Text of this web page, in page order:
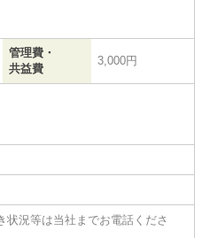
管理費・
共益費
3,000円
状況等は当社までお電話くださ